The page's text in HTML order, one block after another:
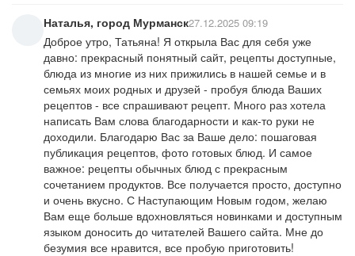
Наталья, город Мурманск27.12.2025 09:19
Доброе утро, Татьяна! Я открыла Вас для себя уже
давно: прекрасный понятный сайт, рецепты доступные,
блюда из многие из них прижились в нашей семье и в
семьях моих родных и друзей - пробуя блюда Ваших
рецептов - все спрашивают рецепт. Много раз хотела
написать Вам слова благодарности и как-то руки не
доходили. Благодарю Вас за Ваше дело: пошаговая
публикация рецептов, фото готовых блюд. И самое
важное: рецепты обычных блюд с прекрасным
сочетанием продуктов. Все получается просто, доступно
и очень вкусно. С Наступающим Новым годом, желаю
Вам еще больше вдохновляться новинками и доступным
языком доносить до читателей Вашего сайта. Мне до
безумия все нравится, все пробую приготовить!